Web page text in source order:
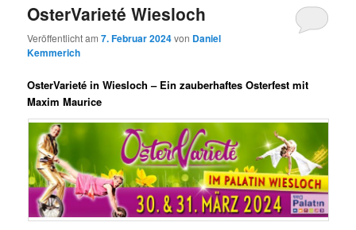
OsterVarieté Wiesloch
Veröffentlicht am7. Februar 2024von Daniel
Kemmerich
OsterVarieté in Wiesloch – Ein zauberhaftes Osterfest mit
Maxim Maurice